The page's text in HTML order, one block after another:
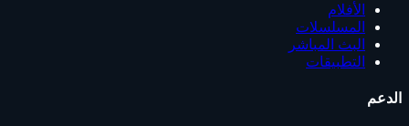
الأفلام
المسلسلات
البث المباشر
التطبيقات
الدعم